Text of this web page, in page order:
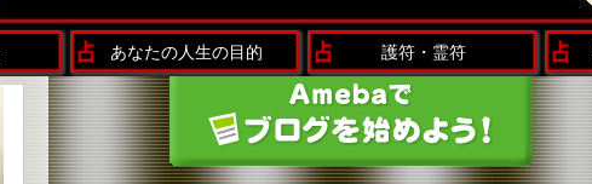
あなたの人生の目的 護符・霊符